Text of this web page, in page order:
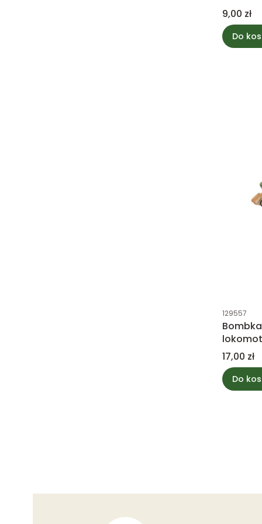
Cena
9,00 zł
Do
Kod
129557
Cena
17,00 zł
Do